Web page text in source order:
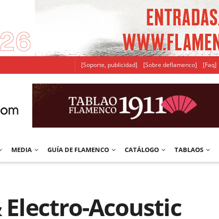
[Soporte, publicidad] [Sobre deflamenco] [Faq]
MEDIA GUÍA DE FLAMENCO CATÁLOGO TABLAOS
Electro-Acoustic